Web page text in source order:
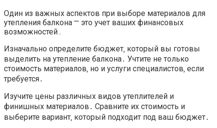
Один из важных аспектов при выборе материалов для
утепления балкона ⎻ это учет ваших финансовых
возможностей․
Изначально определите бюджет‚ который вы готовы
выделить на утепление балкона․ Учтите не только
стоимость материалов‚ но и услуги специалистов‚ если
требуется․
Изучите цены различных видов утеплителей и
финишных материалов․ Сравните их стоимость и
выберите вариант‚ который подходит под ваш бюджет․